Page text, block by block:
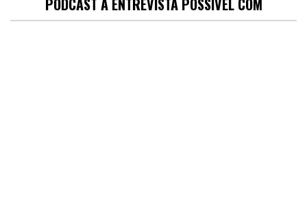
PODCAST A ENTREVISTA POSSÍVEL COM